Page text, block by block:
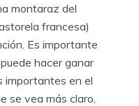
montaraz del
francesa)
Es importante
hacer ganar
importantes en el
se vea más claro,